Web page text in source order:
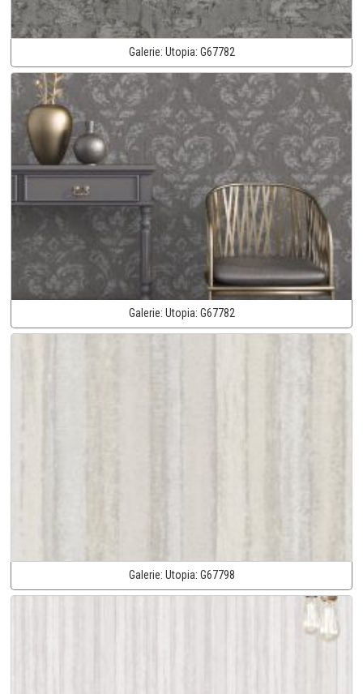
Galerie: Utopia: G67782
Galerie: Utopia: G67782
Galerie: Utopia: G67798